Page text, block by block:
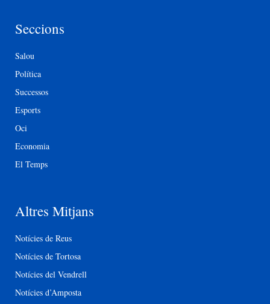
Seccions
Salou
Política
Successos
Esports
Oci
Economia
El Temps
Altres Mitjans
Notícies de Reus
Notícies de Tortosa
Notícies del Vendrell
Notícies d’Amposta